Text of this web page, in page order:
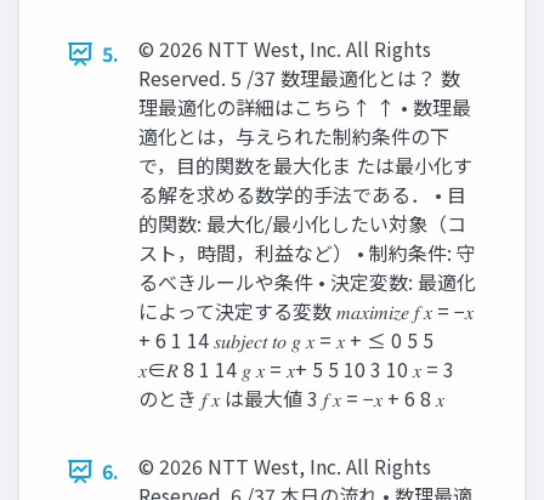
5.
© 2026 NTT West, Inc. All Rights
Reserved. 5 /37 数理最適化とは？ 数
理最適化の詳細はこちら↑ ↑ • 数理最
適化とは，与えられた制約条件の下
で，目的関数を最大化ま たは最小化す
る解を求める数学的手法である． • 目
的関数: 最大化/最小化したい対象（コ
スト，時間，利益など） • 制約条件: 守
るべきルールや条件 • 決定変数: 最適化
によって決定する変数 𝑚𝑎𝑥𝑖𝑚𝑖𝑧𝑒 𝑓 𝑥 = −𝑥
+ 6 1 14 𝑠𝑢𝑏𝑗𝑒𝑐𝑡 𝑡𝑜 𝑔 𝑥 = 𝑥 + ≤ 0 5 5
𝑥∈𝑅 8 1 14 𝑔 𝑥 = 𝑥+ 5 5 10 3 10 𝑥 = 3
のとき 𝑓 𝑥 は最大値 3 𝑓 𝑥 = −𝑥 + 6 8 𝑥
6.
© 2026 NTT West, Inc. All Rights